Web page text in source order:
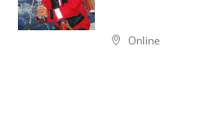
Online